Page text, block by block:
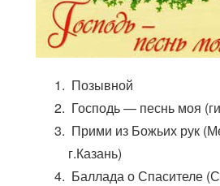
21. I am gonna sing
22. Колыбельная
Позывной
Господь — песнь моя
Прими из Божьих рук
г.Казань)
Баллада о Спасителе